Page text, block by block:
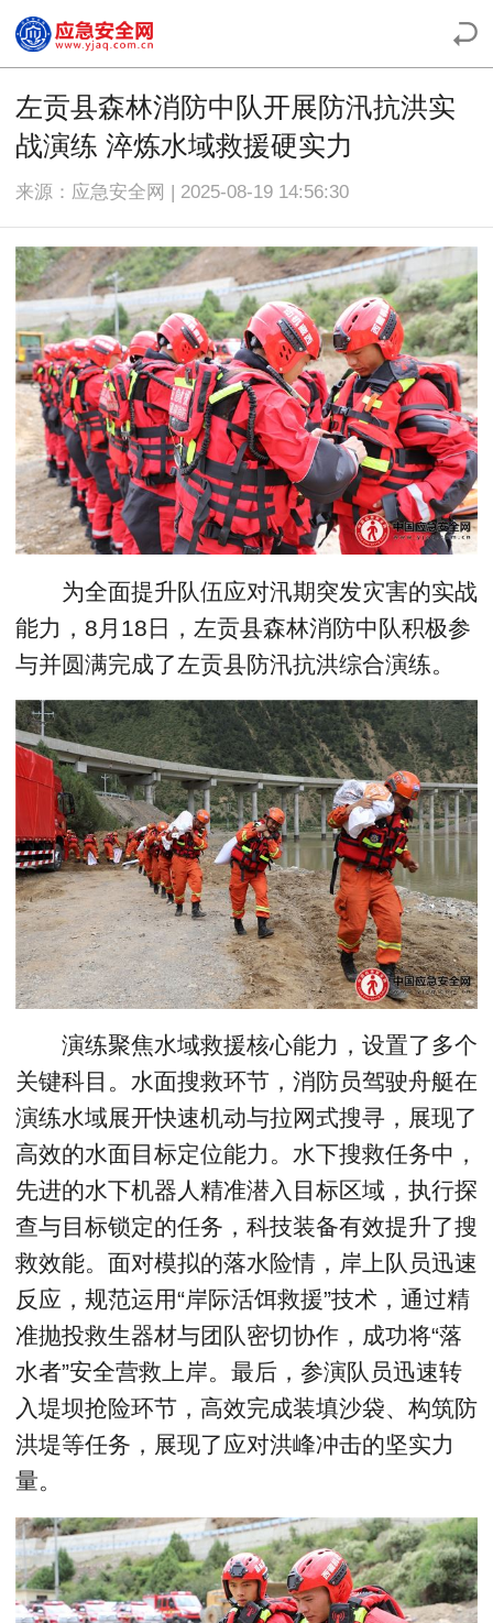
左贡县森林消防中队开展防汛抗洪实
战演练 淬炼水域救援硬实力
来源：应急安全网 | 2025-08-19 14:56:30
为全面提升队伍应对汛期突发灾害的实战
能力，8月18日，左贡县森林消防中队积极参
与并圆满完成了左贡县防汛抗洪综合演练。
演练聚焦水域救援核心能力，设置了多个
关键科目。水面搜救环节，消防员驾驶舟艇在
演练水域展开快速机动与拉网式搜寻，展现了
高效的水面目标定位能力。水下搜救任务中，
先进的水下机器人精准潜入目标区域，执行探
查与目标锁定的任务，科技装备有效提升了搜
救效能。面对模拟的落水险情，岸上队员迅速
反应，规范运用“岸际活饵救援”技术，通过精
准抛投救生器材与团队密切协作，成功将“落
水者”安全营救上岸。最后，参演队员迅速转
入堤坝抢险环节，高效完成装填沙袋、构筑防
洪堤等任务，展现了应对洪峰冲击的坚实力
量。